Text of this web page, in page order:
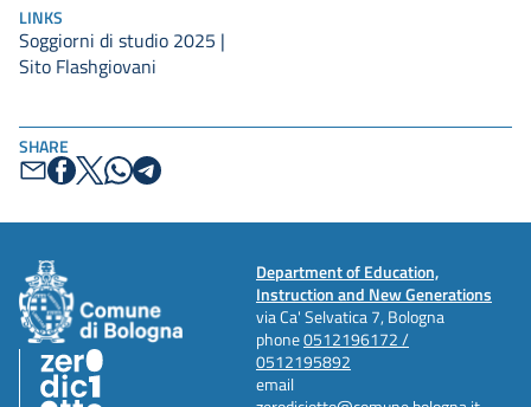
SHARE
LINKS
Soggiorni di studio 2025 |
Sito Flashgiovani
Department of Education,
Instruction and New Generations
via Ca' Selvatica 7, Bologna
phone0512196172 /
0512195892
email